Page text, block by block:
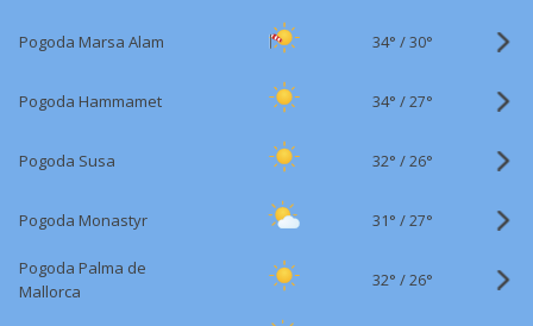
Pogoda Marsa Alam 34° /30°
Pogoda Hammamet 34° /27°
Pogoda Susa 32° /26°
Pogoda Monastyr 31° /27°
Pogoda Palma de
Mallorca
32° /26°